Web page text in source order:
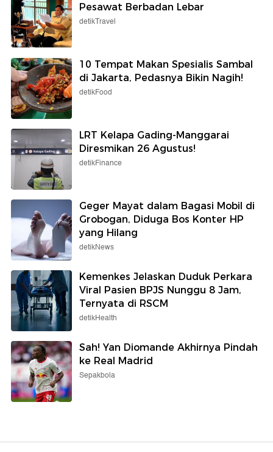
Pesawat Berbadan Lebar
detikTravel
10 Tempat Makan Spesialis Sambal
di Jakarta, Pedasnya Bikin Nagih!
detikFood
LRT Kelapa Gading-Manggarai
Diresmikan 26 Agustus!
detikFinance
Geger Mayat dalam Bagasi Mobil di
Grobogan, Diduga Bos Konter HP
yang Hilang
detikNews
Kemenkes Jelaskan Duduk Perkara
Viral Pasien BPJS Nunggu 8 Jam,
Ternyata di RSCM
detikHealth
Sah! Yan Diomande Akhirnya Pindah
ke Real Madrid
Sepakbola